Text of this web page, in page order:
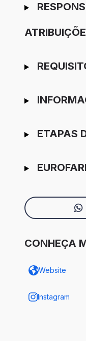
ETAPAS
CONHEÇA
Website
Instagram